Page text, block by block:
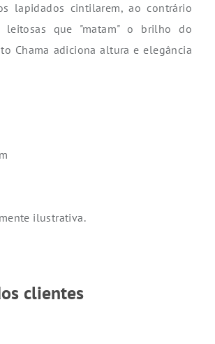
lapidados cintilarem, ao contrário
leitosas que "matam" o brilho do
Chama adiciona altura e elegância
ilustrativa.
clientes